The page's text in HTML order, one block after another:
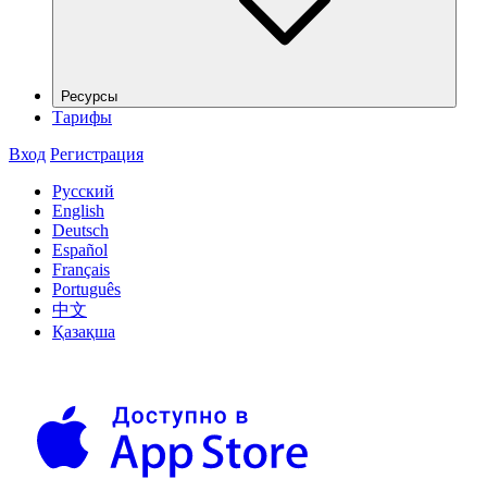
Ресурсы
Тарифы
Вход Регистрация
Русский
English
Deutsch
Español
Français
Português
中文
Қазақша